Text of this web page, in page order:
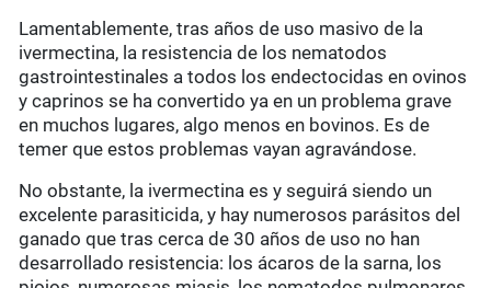
Lamentablemente, tras años de uso masivo de la
ivermectina, la resistencia de los nematodos
gastrointestinales a todos los endectocidas en ovinos
y caprinos se ha convertido ya en un problema grave
en muchos lugares, algo menos en bovinos. Es de
temer que estos problemas vayan agravándose.
No obstante, la ivermectina es y seguirá siendo un
excelente parasiticida, y hay numerosos parásitos del
ganado que tras cerca de 30 años de uso no han
desarrollado resistencia: los ácaros de la sarna, los